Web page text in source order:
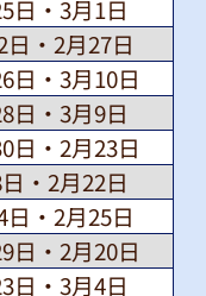
日・3月1日
・2月27日
日・3月10日
日・3月9日
日・2月23日
・2月22日
・2月25日
日・2月20日
日・3月4日